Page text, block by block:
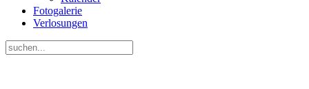
Fotogalerie
Verlosungen